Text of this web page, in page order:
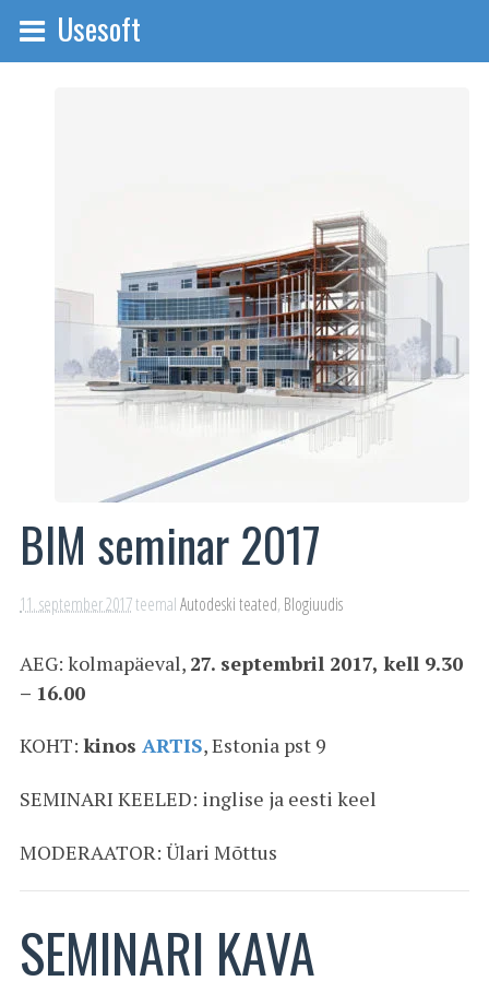
Usesoft
BIM seminar 2017
11. september 2017teemalAutodeski teated, Blogiuudis
AEG: kolmapäeval, 27. septembril 2017, kell 9.30
– 16.00
KOHT: kinos ARTIS, Estonia pst 9
SEMINARI KEELED: inglise ja eesti keel
MODERAATOR: Ülari Mõttus
SEMINARI KAVA